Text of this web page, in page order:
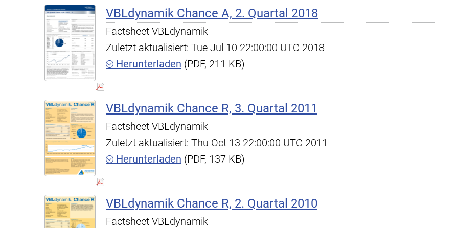
VBLdynamik Chance A, 2. Quartal 2018
Factsheet VBLdynamik
Zuletzt aktualisiert: Tue Jul 10 22:00:00 UTC 2018
Herunterladen (PDF, 211 KB)
VBLdynamik Chance R, 3. Quartal 2011
Factsheet VBLdynamik
Zuletzt aktualisiert: Thu Oct 13 22:00:00 UTC 2011
Herunterladen (PDF, 137 KB)
VBLdynamik Chance R, 2. Quartal 2010
Factsheet VBLdynamik